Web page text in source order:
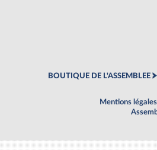
BOUTIQUE DE L'ASSEMBLEE
Mentions légales